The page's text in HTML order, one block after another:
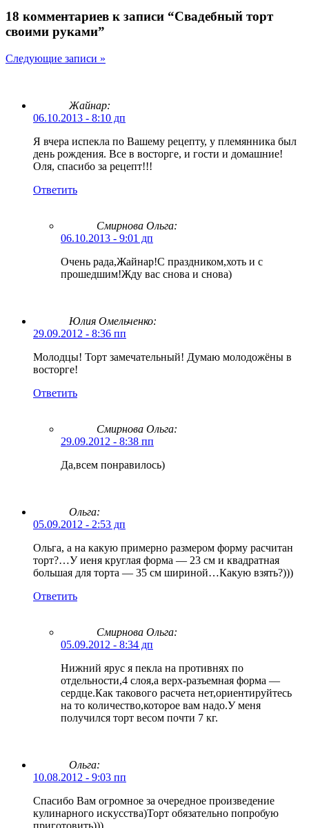
18 комментариев к записи “Свадебный торт
своими руками”
Следующие записи »
Жайнар:
06.10.2013 - 8:10 дп
Я вчера испекла по Вашему рецепту, у племянника был
день рождения. Все в восторге, и гости и домашние!
Оля, спасибо за рецепт!!!
Ответить
Смирнова Ольга:
06.10.2013 - 9:01 дп
Очень рада,Жайнар!С праздником,хоть и с
прошедшим!Жду вас снова и снова)
Юлия Омельченко:
29.09.2012 - 8:36 пп
Молодцы! Торт замечательный! Думаю молодожёны в
восторге!
Ответить
Смирнова Ольга:
29.09.2012 - 8:38 пп
Да,всем понравилось)
Ольга:
05.09.2012 - 2:53 дп
Ольга, а на какую примерно размером форму расчитан
торт?…У иеня круглая форма — 23 см и квадратная
большая для торта — 35 см шириной…Какую взять?)))
Ответить
Смирнова Ольга:
05.09.2012 - 8:34 дп
Нижний ярус я пекла на противнях по
отдельности,4 слоя,а верх-разъемная форма —
сердце.Как такового расчета нет,ориентируйтесь
на то количество,которое вам надо.У меня
получился торт весом почти 7 кг.
Ольга:
10.08.2012 - 9:03 пп
Спасибо Вам огромное за очередное произведение
кулинарного искусства)Торт обязательно попробую